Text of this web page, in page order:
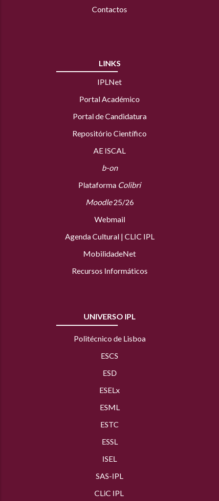
Contactos
LINKS
IPLNet
Portal Académico
Portal de Candidatura
Repositório Científico
AE ISCAL
b-on
Plataforma Colibri
Moodle25/26
Webmail
Agenda Cultural| CLIC IPL
MobilidadeNet
Recursos Informáticos
UNIVERSO IPL
Politécnico de Lisboa
ESCS
ESD
ESELx
ESML
ESTC
ESSL
ISEL
SAS-IPL
CLiC IPL